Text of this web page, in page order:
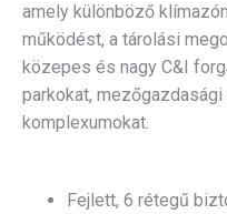
amely különböző
működést, a tárolási
közepes és nagy C&I
parkokat,
komplexumokat.
Fejlett, 6 rétegű